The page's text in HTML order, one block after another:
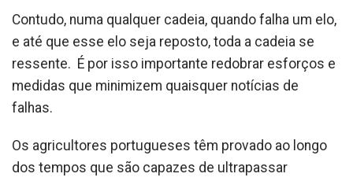
Contudo, numa qualquer cadeia, quando falha um elo,
e até que esse elo seja reposto, toda a cadeia se
ressente. É por isso importante redobrar esforços e
medidas que minimizem quaisquer notícias de
falhas.
Os agricultores portugueses têm provado ao longo
dos tempos que são capazes de ultrapassar